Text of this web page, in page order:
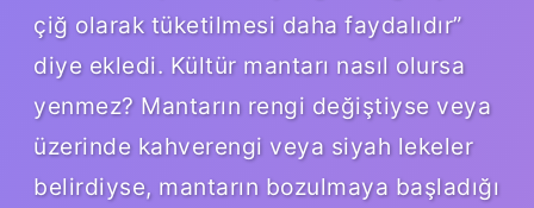
çiğ olarak tüketilmesi daha faydalıdır”
diye ekledi. Kültür mantarı nasıl olursa
yenmez? Mantarın rengi değiştiyse veya
üzerinde kahverengi veya siyah lekeler
belirdiyse, mantarın bozulmaya başladığı